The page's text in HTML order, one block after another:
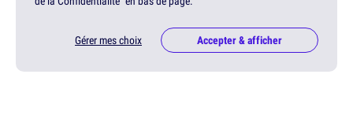
Gérer mes choix Accepter & afficher